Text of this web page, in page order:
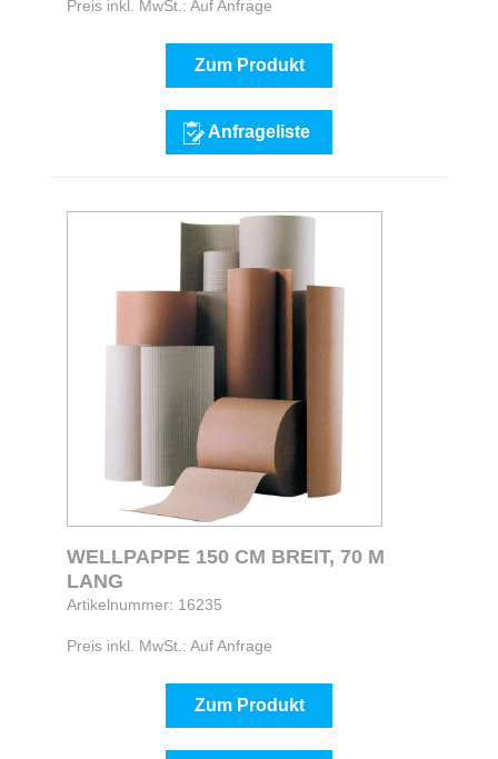
Preis inkl. MwSt.: Auf Anfrage
Zum Produkt
Anfrageliste
WELLPAPPE 150 CM BREIT, 70 M
LANG
Artikelnummer: 16235
Preis inkl. MwSt.: Auf Anfrage
Zum Produkt